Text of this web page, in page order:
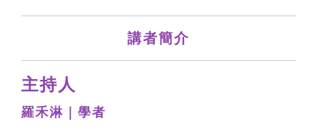
講者簡介
主持人
羅禾淋 ｜學者